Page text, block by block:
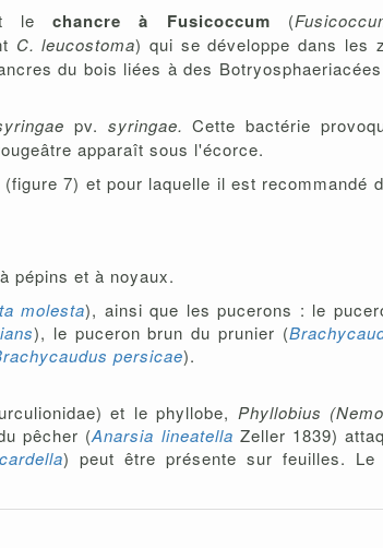
le chancre à Fusicoccum (
C. leucostoma) qui se développe dans les
du bois liées à des
pv. syringae. Cette bactérie
apparaît sous l'écorce.
7) et pour laquelle il est recommandé
pépins et à noyaux.
molesta), ainsi que les pucerons : le
), le puceron brun du prunier (
persicae).
et le phyllobe, Phyllobius
pêcher (Anarsia lineatella Zeller 1839)
) peut être présente sur feuilles.